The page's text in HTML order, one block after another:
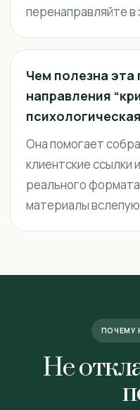
перенаправляйте
Чем полезна эта
направления
Она помогает
клиентские ссылки
реального
материалы
ПОЧЕМУ
Не